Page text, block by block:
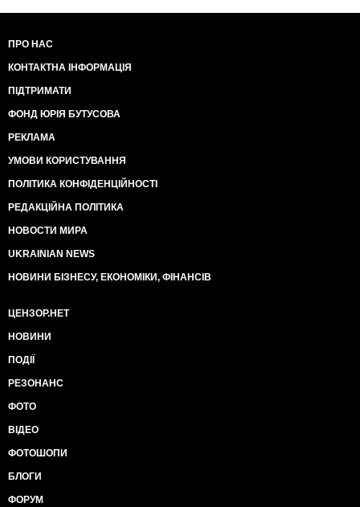
проведення в парламенті так званої «оксамитової
першого віце-спікера.
6. В опублікованих розшифровках Миколи
Мельниченка тодішній голова СБУ Леонід Деркач у
розмові з Леонідом Кучмою, датованій 29-м травня
це не справжнє прізвище Віктора Володимировича.
За його словами, справжнє прізвище Медведчука -
Швендрах чи Фендрах. Медведчук це спростовує.
7. У травні 2008 року президент Ющенко заявив, що
Віктор Медведчук разом із командою Юлії
8. Агент КДБ. В опублікованих записах колишнього
майора держбезпеки Миколи Мельниченка тодішній
тривалий час був аґентом КДБ і мав прізвисько
спростовує.
Луценко заявив, що Віктор Медведчук фігурує в
кримінальних справах, зокрема про незаконну
відповідальності він так і не був притягнутий.
10. 20 травня 2004-го у Віктора Медведчука й
Дарина. Її хрестили нинішній президент РФ
Володимир Путін і Світлана Медведєва - дружина
ПРО НАС
КОНТАКТНА ІНФОРМАЦІЯ
ПІДТРИМАТИ
ФОНД ЮРІЯ БУТУСОВА
РЕКЛАМА
УМОВИ КОРИСТУВАННЯ
ПОЛІТИКА КОНФІДЕНЦІЙНОСТІ
РЕДАКЦІЙНА ПОЛІТИКА
НОВОСТИ МИРА
UKRAINIAN NEWS
НОВИНИ БІЗНЕСУ, ЕКОНОМІКИ, ФІНАНСІВ
ЦЕНЗОР.НЕТ
НОВИНИ
ПОДІЇ
РЕЗОНАНС
ФОТО
ВІДЕО
ФОТОШОПИ
БЛОГИ
ФОРУМ